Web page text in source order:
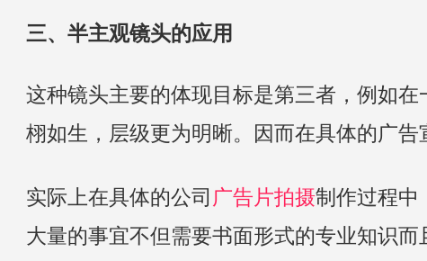
三、半主观镜头的应用
这种镜头主要的体现目标是第三者，例如
栩如生，层级更为明晰。因而在具体的广
实际上在具体的公司 广告片拍摄制作过程中
大量的事宜不但需要书面形式的专业知识